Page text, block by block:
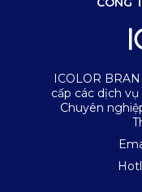
ICOLOR
cấp các dịch
Chuyên